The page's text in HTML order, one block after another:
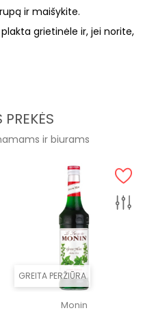
ir maišykite.
grietinėle ir, jei norite,
ir biurams
GREITA PERŽIŪRA
Monin